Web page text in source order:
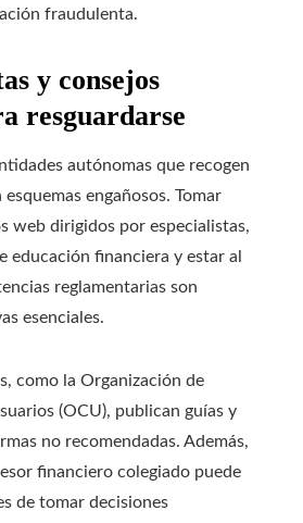
fraudulenta.
y consejos
resguardarse
autónomas que recogen
engañosos. Tomar
web dirigidos por especialistas,
educación financiera y estar al
reglamentarias son
esenciales.
como la Organización de
(OCU), publican guías y
no recomendadas. Además,
financiero colegiado puede
de tomar decisiones